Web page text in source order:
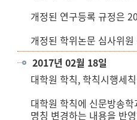
개정된 연구등록 규정은
개정된 학위논문 심사위
2017년 02월 18일
대학원 학칙, 학칙시행세
대학원 학칙에 신문방송
명칭 변경하는 내용을 반